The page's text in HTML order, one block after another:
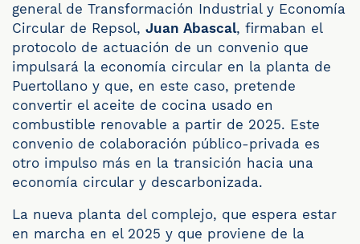
general de Transformación Industrial y Economía
Circular de Repsol, Juan Abascal, firmaban el
protocolo de actuación de un convenio que
impulsará la economía circular en la planta de
Puertollano y que, en este caso, pretende
convertir el aceite de cocina usado en
combustible renovable a partir de 2025. Este
convenio de colaboración público-privada es
otro impulso más en la transición hacia una
economía circular y descarbonizada.
La nueva planta del complejo, que espera estar
en marcha en el 2025 y que proviene de la